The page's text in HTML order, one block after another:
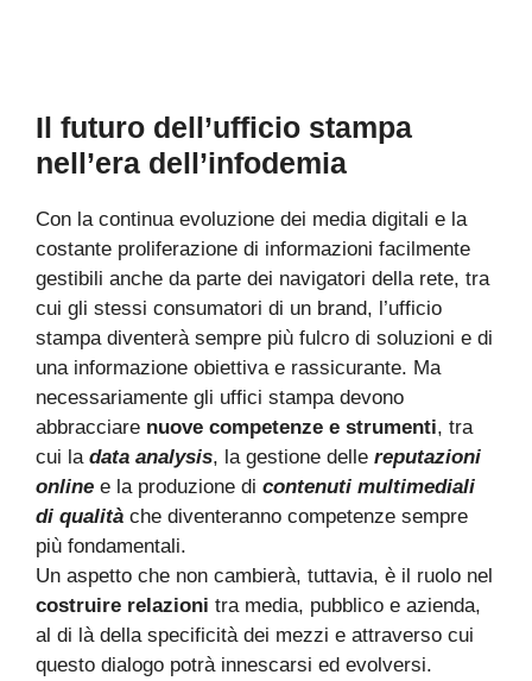
Il futuro dell’ufficio stampa
nell’era dell’infodemia
Con la continua evoluzione dei media digitali e la
costante proliferazione di informazioni facilmente
gestibili anche da parte dei navigatori della rete, tra
cui gli stessi consumatori di un brand, l’ufficio
stampa diventerà sempre più fulcro di soluzioni e di
una informazione obiettiva e rassicurante. Ma
necessariamente gli uffici stampa devono
abbracciare nuove competenze e strumenti, tra
cui la data analysis, la gestione delle reputazioni
online e la produzione di contenuti multimediali
di qualità che diventeranno competenze sempre
più fondamentali.
Un aspetto che non cambierà, tuttavia, è il ruolo nel
costruire relazioni tra media, pubblico e azienda,
al di là della specificità dei mezzi e attraverso cui
questo dialogo potrà innescarsi ed evolversi.